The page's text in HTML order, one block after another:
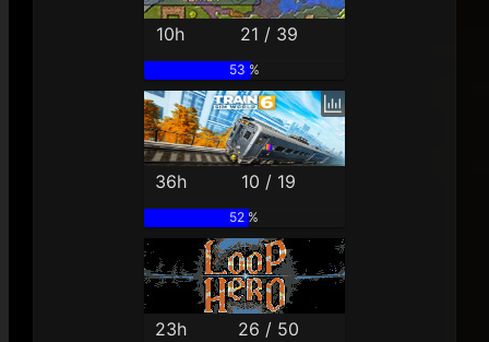
10h 21 / 39
53 %
36h 10 / 19
52 %
23h 26 / 50